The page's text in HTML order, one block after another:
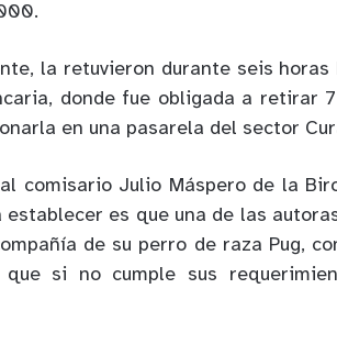
la retuvieron durante seis
donde fue obligada a retirar
en una pasarela del sector
comisario Julio Máspero de la
establecer es que una de las
de su perro de raza Pug,
que si no cumple sus